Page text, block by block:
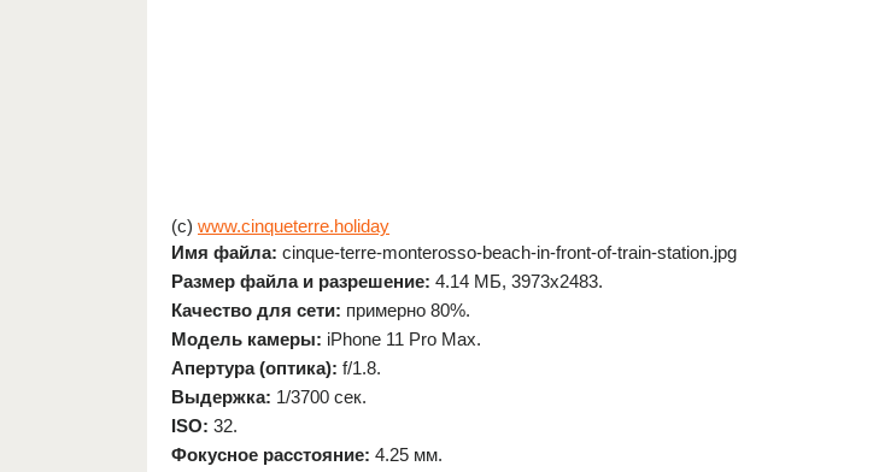
(c) www.cinqueterre.holiday
Имя файла: cinque-terre-monterosso-beach-in-front-of-train-station.jpg
Размер файла и разрешение: 4.14 МБ, 3973x2483.
Качество для сети: примерно 80%.
Модель камеры: iPhone 11 Pro Max.
Апертура (оптика): f/1.8.
Выдержка: 1/3700 сек.
ISO: 32.
Фокусное расстояние: 4.25 мм.